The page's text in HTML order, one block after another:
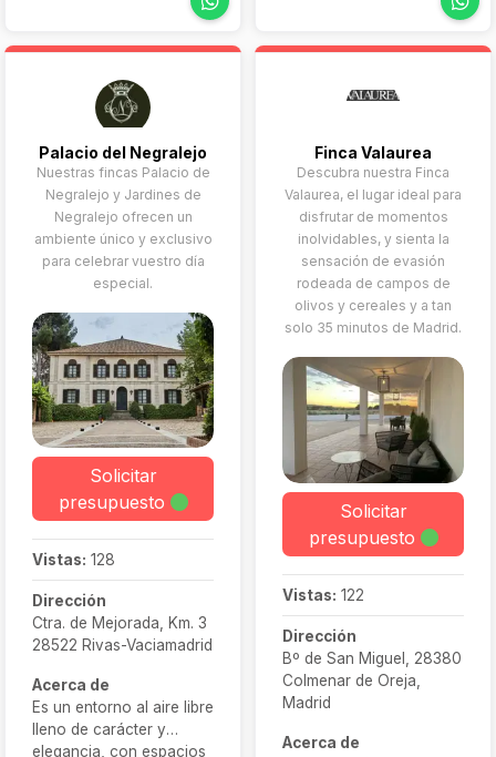
cada detalle —desde el
hasta la sobremesa junto
a la sombra de un olivo
centenario— realiza su
labor como escenario
para boda excepcional.
Aquí, la excelencia
culinaria se fusiona con
la belleza del entorno,
transformando vuestra
boda en un recuerdo
inolvidable.
equipo te acompaña en
atmósfera rústica chic
experiencia inolvidable.
Palacio del Negralejo
Nuestras fincas Palacio de
Negralejo y Jardines de
Negralejo ofrecen un
ambiente único y exclusivo
para celebrar vuestro día
especial.
Solicitar
presupuesto
Vistas: 128
Dirección
Ctra. de Mejorada, Km. 3
28522 Rivas-Vaciamadrid
Acerca de
Es un entorno al aire libre
lleno de carácter y
elegancia, con espacios
Finca Valaurea
Descubra nuestra Finca
Valaurea, el lugar ideal para
disfrutar de momentos
inolvidables, y sienta la
sensación de evasión
rodeada de campos de
olivos y cereales y a tan
solo 35 minutos de Madrid.
Solicitar
presupuesto
Vistas: 122
Dirección
Bº de San Miguel, 28380
Colmenar de Oreja,
Madrid
Acerca de